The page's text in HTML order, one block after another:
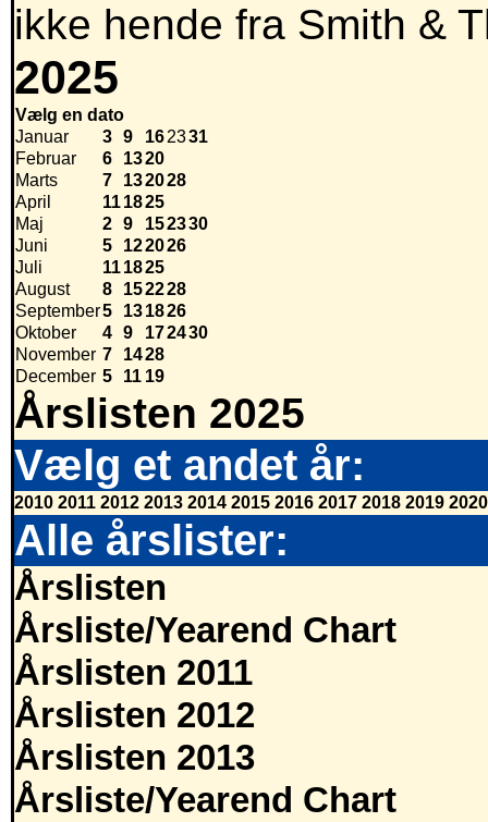
ikke hende fra Smith &
2025
Vælg en dato
Januar
3 9 162331
Februar
6 1320
Marts
7 132028
April
111825
Maj
2 9 152330
Juni
5 122026
Juli
111825
August
8 152228
September5 131826
Oktober
4 9 172430
November 7 1428
December 5 11 19
Årslisten 2025
Vælg et andet år:
2010 2011 2012 2013 2014 2015 2016 2017 2018 2019 2020
Alle årslister:
Årslisten
Årsliste/Yearend Chart
Årslisten 2011
Årslisten 2012
Årslisten 2013
Årsliste/Yearend Chart